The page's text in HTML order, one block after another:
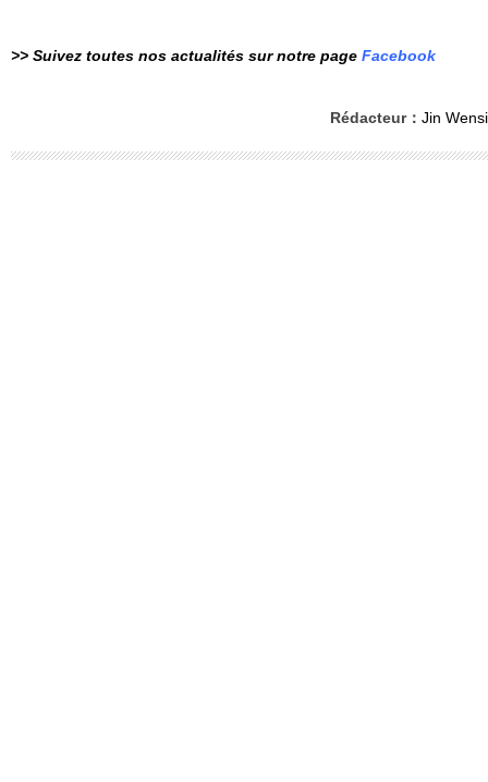
>> Suivez toutes nos actualités sur notre page Facebook
Rédacteur： Jin Wensi